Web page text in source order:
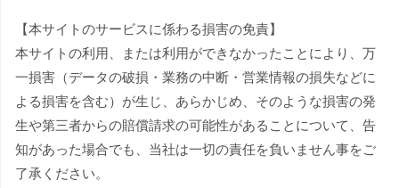
【本サイトのサービスに係わる損害の免責】
本サイトの利用、または利用ができなかったことにより、万
一損害（データの破損・業務の中断・営業情報の損失などに
よる損害を含む）が生じ、あらかじめ、そのような損害の発
生や第三者からの賠償請求の可能性があることについて、告
知があった場合でも、当社は一切の責任を負いません事をご
了承ください。